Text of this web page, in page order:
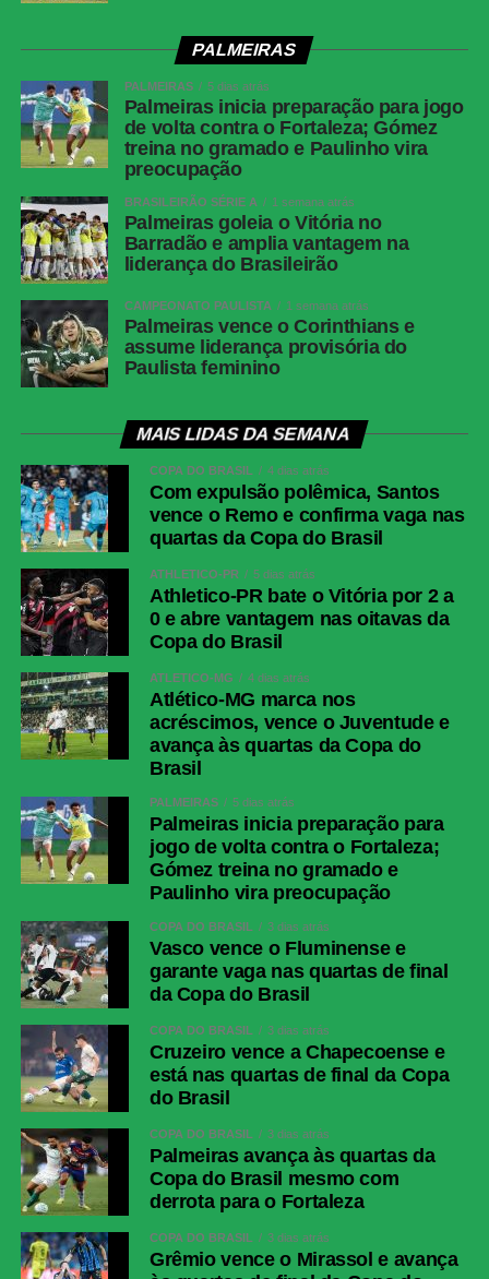
PALMEIRAS
PALMEIRAS 5 dias atrás
Palmeiras inicia preparação para jogo
de volta contra o Fortaleza; Gómez
treina no gramado e Paulinho vira
preocupação
BRASILEIRÃO SÉRIE A 1 semana atrás
Palmeiras goleia o Vitória no
Barradão e amplia vantagem na
liderança do Brasileirão
CAMPEONATO PAULISTA 1 semana atrás
Palmeiras vence o Corinthians e
assume liderança provisória do
Paulista feminino
MAIS LIDAS DA SEMANA
COPA DO BRASIL 4 dias atrás
Com expulsão polêmica, Santos
vence o Remo e confirma vaga nas
quartas da Copa do Brasil
ATHLETICO-PR 5 dias atrás
Athletico-PR bate o Vitória por 2 a
0 e abre vantagem nas oitavas da
Copa do Brasil
ATLÉTICO-MG 4 dias atrás
Atlético-MG marca nos
acréscimos, vence o Juventude e
avança às quartas da Copa do
Brasil
PALMEIRAS 5 dias atrás
Palmeiras inicia preparação para
jogo de volta contra o Fortaleza;
Gómez treina no gramado e
Paulinho vira preocupação
COPA DO BRASIL 3 dias atrás
Vasco vence o Fluminense e
garante vaga nas quartas de final
da Copa do Brasil
COPA DO BRASIL 3 dias atrás
Cruzeiro vence a Chapecoense e
está nas quartas de final da Copa
do Brasil
COPA DO BRASIL 3 dias atrás
Palmeiras avança às quartas da
Copa do Brasil mesmo com
derrota para o Fortaleza
COPA DO BRASIL 3 dias atrás
Grêmio vence o Mirassol e avança